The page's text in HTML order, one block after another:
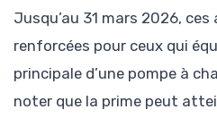
Jusqu’au 31 mars 2026,
renforcées pour ceux qui
principale d’une pompe à
noter que la prime peut